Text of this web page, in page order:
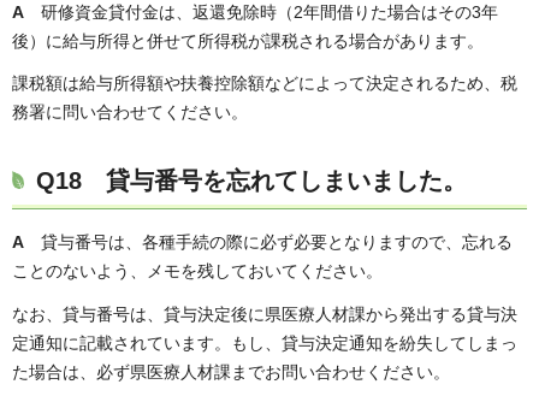
A 研修資金貸付金は、返還免除時（2年間借りた場合はその3年
後）に給与所得と併せて所得税が課税される場合があります。
課税額は給与所得額や扶養控除額などによって決定されるため、税
務署に問い合わせてください。
Q18 貸与番号を忘れてしまいました。
A 貸与番号は、各種手続の際に必ず必要となりますので、忘れる
ことのないよう、メモを残しておいてください。
なお、貸与番号は、貸与決定後に県医療人材課から発出する貸与決
定通知に記載されています。もし、貸与決定通知を紛失してしまっ
た場合は、必ず県医療人材課までお問い合わせください。